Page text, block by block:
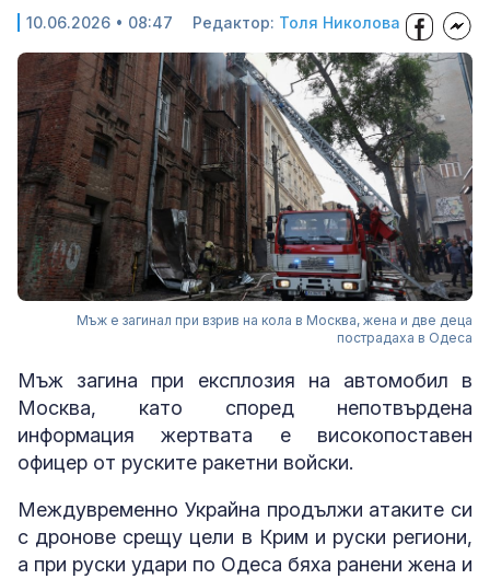
10.06.2026 • 08:47 Редактор: Толя Николова
Мъж е загинал при взрив на кола в Москва, жена и две деца
пострадаха в Одеса
Мъж загина при експлозия на автомобил в
Москва, като според непотвърдена
информация жертвата е високопоставен
офицер от руските ракетни войски.
Междувременно Украйна продължи атаките си
с дронове срещу цели в Крим и руски региони,
а при руски удари по Одеса бяха ранени жена и